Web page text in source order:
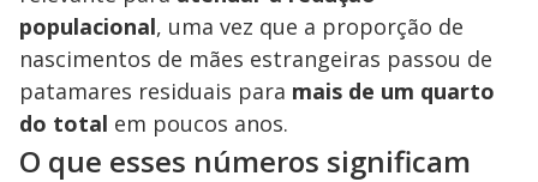
populacional, uma vez que a proporção de
nascimentos de mães estrangeiras passou de
patamares residuais para mais de um quarto
do total em poucos anos.
O que esses números significam